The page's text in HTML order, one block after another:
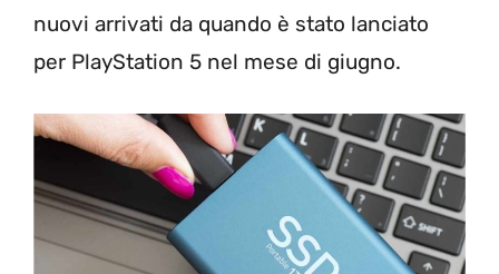
nuovi arrivati ​​da quando è stato lanciato
per PlayStation 5 nel mese di giugno.